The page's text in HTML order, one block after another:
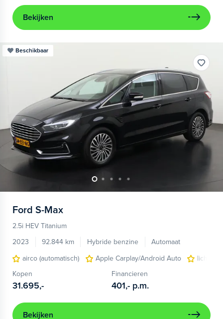
Bekijken
Beschikbaar
Ford S-Max
2.5i HEV Titanium
2023
92.844 km Hybride benzine
Automaat
airco (automatisch)
Apple Carplay/Android Auto
Kopen
31.695,-
Financieren
401,- p.m.
Bekijken